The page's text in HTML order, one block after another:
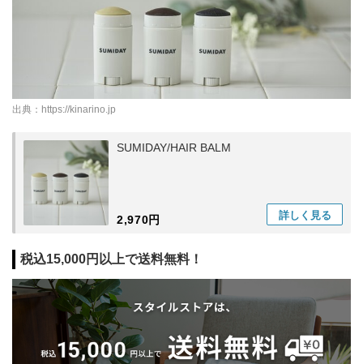
出典： https://kinarino.jp
SUMIDAY/HAIR BALM
2,970円 詳しく 見る
税込15,000円以上で送料無料！